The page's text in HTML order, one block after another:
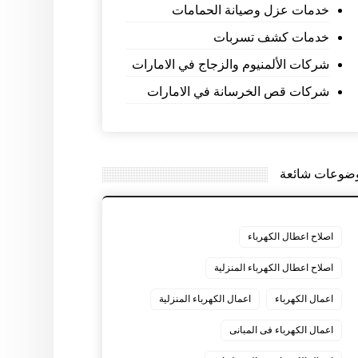
خدمات عزل وصيانة الحمامات
خدمات كشف تسربات
شركات الألمنيوم والزجاج في الامارات
شركات قص الخرسانة في الامارات
شائعة
اصلاح اعطال الكهرباء
اصلاح اعطال الكهرباء المنزلية
اعمال الكهرباء اعمال الكهرباء المنزلية
اعمال الكهرباء فى المبانى